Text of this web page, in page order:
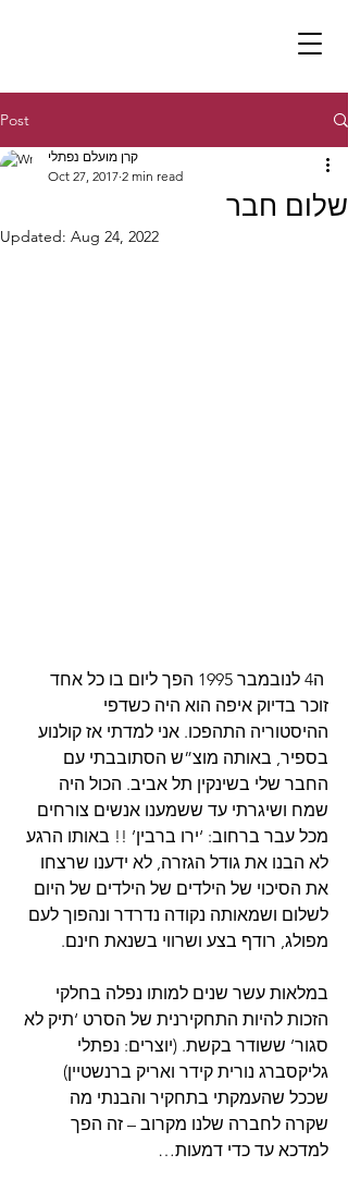
Post
שלום חבר
קרן מועלם נפתלי
Oct 27, 2017 2 min read
Updated: Aug 24, 2022
ה4 לנובמבר 1995 הפך ליום בו כל אחד
זוכר בדיוק איפה הוא היה כשדפי
ההיסטוריה התהפכו. אני למדתי אז קולנוע
בספיר, באותה מוצ”ש הסתובבתי עם
החבר שלי בשינקין תל אביב. הכול היה
שמח ושיגרתי עד ששמענו אנשים צורחים
מכל עבר ברחוב: ‘ירו ברבין’ !! באותו הרגע
לא הבנו את גודל הגזרה, לא ידענו שרצחו
את הסיכוי של הילדים של הילדים של היום
לשלום ושמאותה נקודה נדרדר ונהפוך לעם
מפולג, רודף בצע ושרווי בשנאת חינם.
במלאות עשר שנים למותו נפלה בחלקי
הזכות להיות התחקירנית של הסרט ‘תיק לא
סגור’ ששודר בקשת. (יוצרים: נפתלי
גליקסברג נורית קידר ואריק ברנשטיין)
שככל שהעמקתי בתחקיר והבנתי מה
שקרה לחברה שלנו מקרוב – זה הפך
למדכא עד כדי דמעות…